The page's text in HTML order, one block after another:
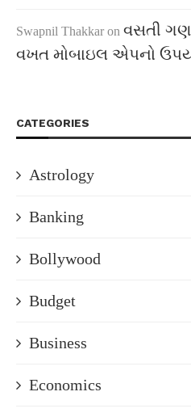
Swapnil Thakkar on વસતી
વખત મોબાઇલ એપનો
CATEGORIES
Astrology
Banking
Bollywood
Budget
Business
Economics